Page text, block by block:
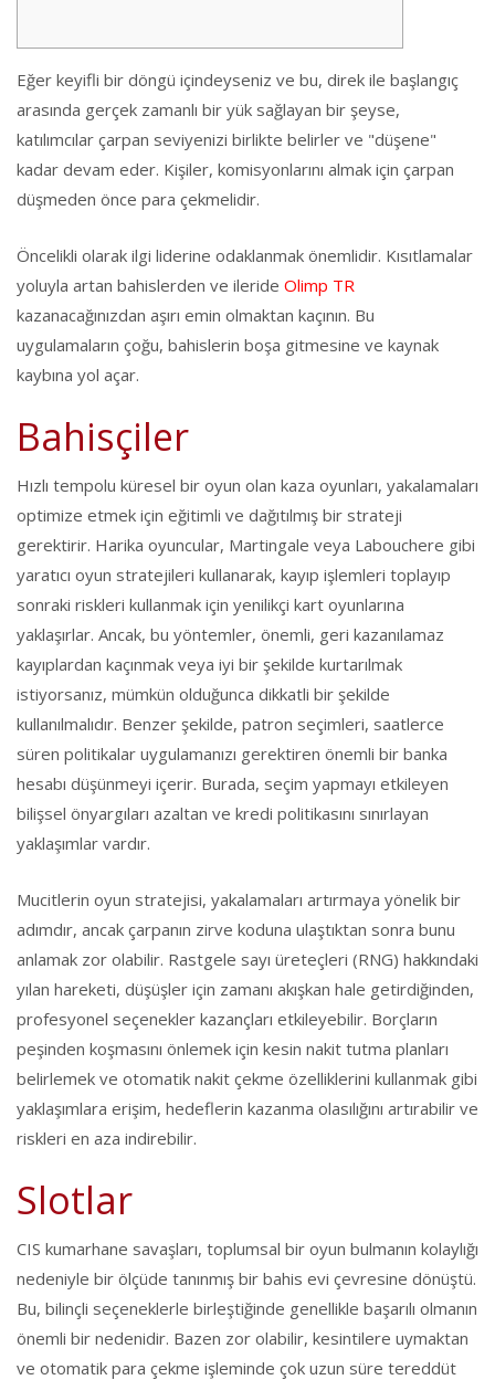
Eğer keyifli bir döngü içindeyseniz ve bu, direk ile başlangıç ​​
arasında gerçek zamanlı bir yük sağlayan bir şeyse,
katılımcılar çarpan seviyenizi birlikte belirler ve "düşene"
kadar devam eder. Kişiler, komisyonlarını almak için çarpan
düşmeden önce para çekmelidir.
Öncelikli olarak ilgi liderine odaklanmak önemlidir. Kısıtlamalar
yoluyla artan bahislerden ve ileride Olimp TR
kazanacağınızdan aşırı emin olmaktan kaçının. Bu
uygulamaların çoğu, bahislerin boşa gitmesine ve kaynak
kaybına yol açar.
Bahisçiler
Hızlı tempolu küresel bir oyun olan kaza oyunları, yakalamaları
optimize etmek için eğitimli ve dağıtılmış bir strateji
gerektirir. Harika oyuncular, Martingale veya Labouchere gibi
yaratıcı oyun stratejileri kullanarak, kayıp işlemleri toplayıp
sonraki riskleri kullanmak için yenilikçi kart oyunlarına
yaklaşırlar. Ancak, bu yöntemler, önemli, geri kazanılamaz
kayıplardan kaçınmak veya iyi bir şekilde kurtarılmak
istiyorsanız, mümkün olduğunca dikkatli bir şekilde
kullanılmalıdır. Benzer şekilde, patron seçimleri, saatlerce
süren politikalar uygulamanızı gerektiren önemli bir banka
hesabı düşünmeyi içerir. Burada, seçim yapmayı etkileyen
bilişsel önyargıları azaltan ve kredi politikasını sınırlayan
yaklaşımlar vardır.
Mucitlerin oyun stratejisi, yakalamaları artırmaya yönelik bir
adımdır, ancak çarpanın zirve koduna ulaştıktan sonra bunu
anlamak zor olabilir. Rastgele sayı üreteçleri (RNG) hakkındaki
yılan hareketi, düşüşler için zamanı akışkan hale getirdiğinden,
profesyonel seçenekler kazançları etkileyebilir. Borçların
peşinden koşmasını önlemek için kesin nakit tutma planları
belirlemek ve otomatik nakit çekme özelliklerini kullanmak gibi
yaklaşımlara erişim, hedeflerin kazanma olasılığını artırabilir ve
riskleri en aza indirebilir.
Slotlar
CIS kumarhane savaşları, toplumsal bir oyun bulmanın kolaylığı
nedeniyle bir ölçüde tanınmış bir bahis evi çevresine dönüştü.
Bu, bilinçli seçeneklerle birleştiğinde genellikle başarılı olmanın
önemli bir nedenidir. Bazen zor olabilir, kesintilere uymaktan
ve otomatik para çekme işleminde çok uzun süre tereddüt